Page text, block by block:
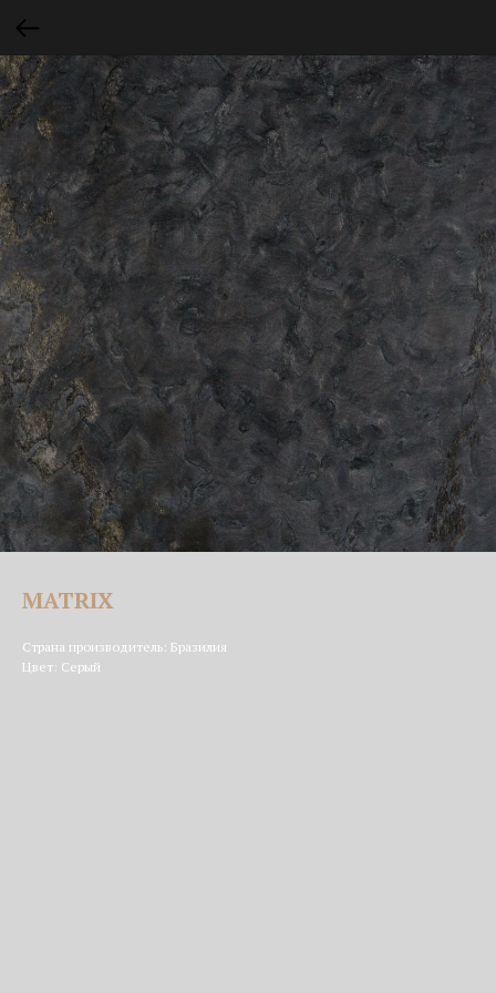
MATRIX
Страна производитель: Бразилия
Цвет: Серый